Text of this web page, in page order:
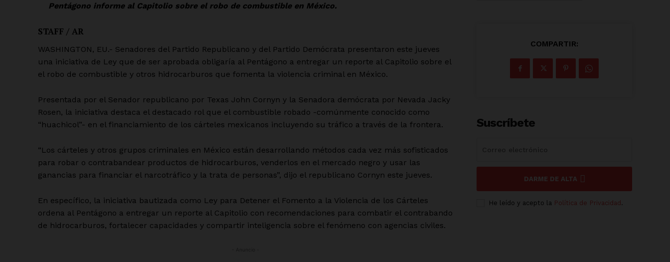
Pentágono informe al Capitolio sobre el robo de combustible en México.
STAFF / AR
WASHINGTON, EU.- Senadores del Partido Republicano y del Partido Demócrata presentaron este jueves
una iniciativa de Ley que de ser aprobada obligaría al Pentágono a entregar un reporte al Capitolio sobre el
el robo de combustible y otros hidrocarburos que fomenta la violencia criminal en México.
Presentada por el Senador republicano por Texas John Cornyn y la Senadora demócrata por Nevada Jacky
Rosen, la iniciativa destaca el destacado rol que el combustible robado -comúnmente conocido como
“huachicol”- en el financiamiento de los cárteles mexicanos incluyendo su tráfico a través de la frontera.
“Los cárteles y otros grupos criminales en México están desarrollando métodos cada vez más sofisticados
para robar o contrabandear productos de hidrocarburos, venderlos en el mercado negro y usar las
ganancias para financiar el narcotráfico y la trata de personas”, dijo el republicano Cornyn este jueves.
En específico, la iniciativa bautizada como Ley para Detener el Fomento a la Violencia de los Cárteles
ordena al Pentágono a entregar un reporte al Capitolio con recomendaciones para combatir el contrabando
de hidrocarburos, fortalecer capacidades y compartir inteligencia sobre el fenómeno con agencias civiles.
COMPARTIR:
Suscríbete
DARME DE ALTA
He leído y acepto la Política de Privacidad .